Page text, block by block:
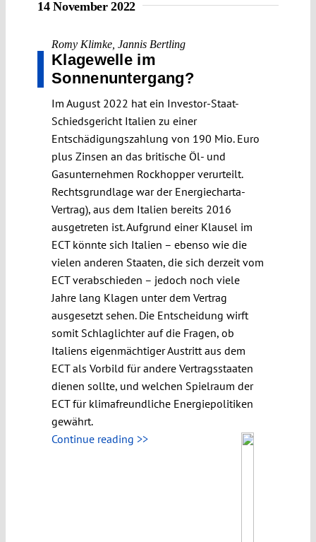
14 November 2022
Romy Klimke Jannis Bertling
Klagewelle im
Sonnenuntergang?
Im August 2022 hat ein Investor-Staat-
Schiedsgericht Italien zu einer
Entschädigungszahlung von 190 Mio. Euro
plus Zinsen an das britische Öl- und
Gasunternehmen Rockhopper verurteilt.
Rechtsgrundlage war der Energiecharta-
Vertrag), aus dem Italien bereits 2016
ausgetreten ist. Aufgrund einer Klausel im
ECT könnte sich Italien – ebenso wie die
vielen anderen Staaten, die sich derzeit vom
ECT verabschieden – jedoch noch viele
Jahre lang Klagen unter dem Vertrag
ausgesetzt sehen. Die Entscheidung wirft
somit Schlaglichter auf die Fragen, ob
Italiens eigenmächtiger Austritt aus dem
ECT als Vorbild für andere Vertragsstaaten
dienen sollte, und welchen Spielraum der
ECT für klimafreundliche Energiepolitiken
gewährt.
Continue reading >>